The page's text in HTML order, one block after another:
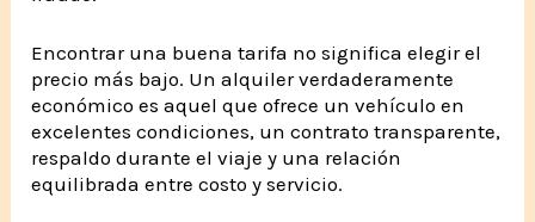
Encontrar una buena tarifa no significa elegir el
precio más bajo. Un alquiler verdaderamente
económico es aquel que ofrece un vehículo en
excelentes condiciones, un contrato transparente,
respaldo durante el viaje y una relación
equilibrada entre costo y servicio.